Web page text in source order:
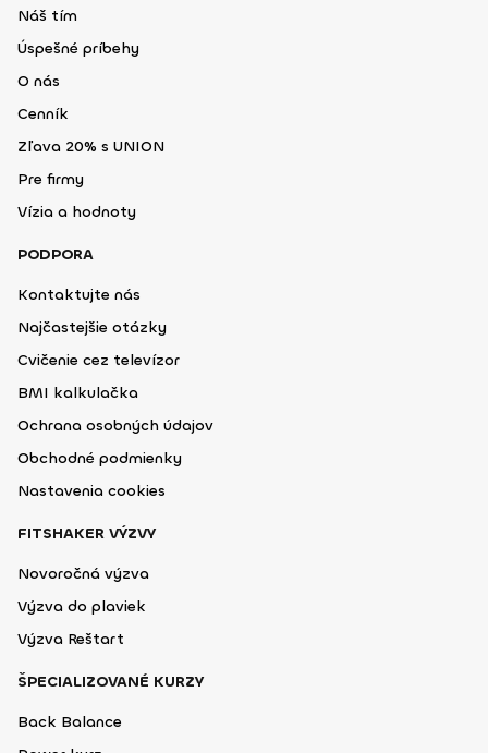
Náš tím
Úspešné príbehy
O nás
Cenník
Zľava 20% s UNION
Pre firmy
Vízia a hodnoty
PODPORA
Kontaktujte nás
Najčastejšie otázky
Cvičenie cez televízor
BMI kalkulačka
Ochrana osobných údajov
Obchodné podmienky
Nastavenia cookies
FITSHAKER VÝZVY
Novoročná výzva
Výzva do plaviek
Výzva Reštart
ŠPECIALIZOVANÉ KURZY
Back Balance